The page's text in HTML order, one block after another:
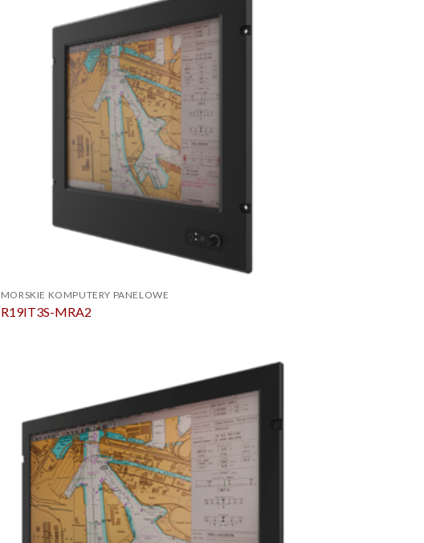
MORSKIE KOMPUTERY PANELOWE
R19IT3S-MRA2